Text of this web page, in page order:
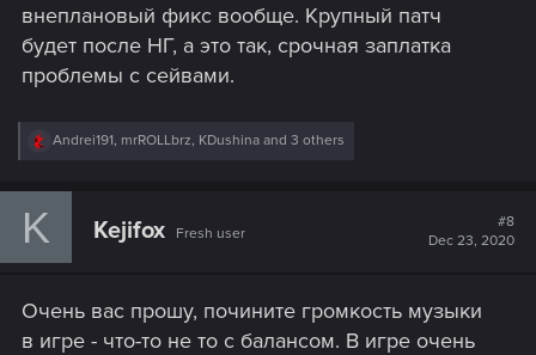
внеплановый фикс вообще. Крупный патч
будет после НГ, а это так, срочная заплатка
проблемы с сейвами.
R
c
:
Andrei191, mrROLLbrz, KDushina and 3 others
K Kejifox Fresh user
#8
Dec 23, 2020
Очень вас прошу, почините громкость музыки
в игре - что-то не то с балансом. В игре очень